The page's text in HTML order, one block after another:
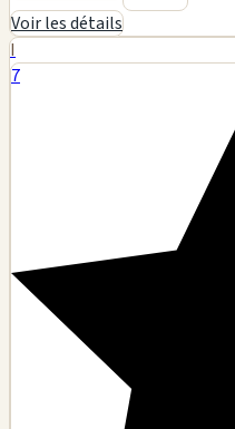
Voir les détails
I
7